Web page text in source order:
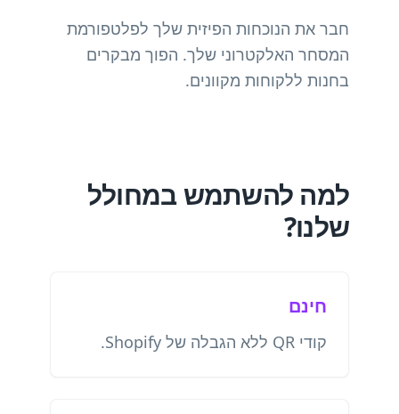
חבר את הנוכחות הפיזית שלך לפלטפורמת
המסחר האלקטרוני שלך. הפוך מבקרים
בחנות ללקוחות מקוונים.
למה להשתמש במחולל
שלנו?
חינם
קודי QR ללא הגבלה של Shopify.